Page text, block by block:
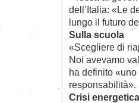
dell’Italia: «Le
lungo il futuro
Sulla scuola
«Scegliere di
Noi avevamo
ha definito
responsabilità».
Crisi energetica